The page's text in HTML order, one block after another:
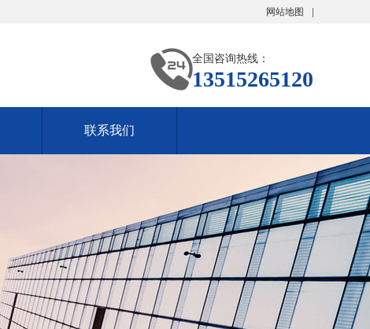
网站地图
全国咨询热线：
13515265120
联系我们